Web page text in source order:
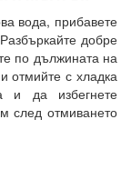
вода, прибавете
добре
по дължината на
отмийте с хладка
и да избегнете
след отмиването